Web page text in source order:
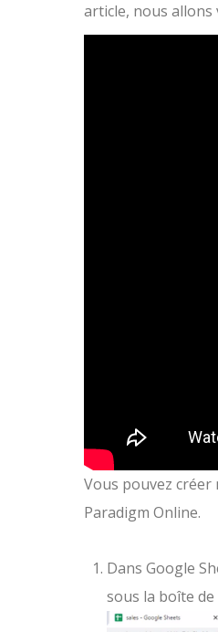
article, nous allons
Vous pouvez créer
Paradigm Online.
Dans Google
sous la boîte